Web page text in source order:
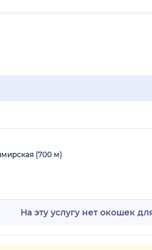
(700 м)
На эту услугу нет окошек